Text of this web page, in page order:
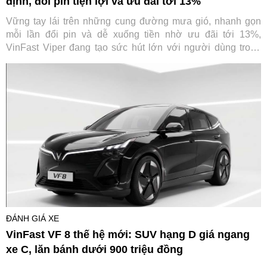
Vững tay lái trên những cung đường mưa gió, nhanh gọn
mỗi lần đổi pin và dễ xuống tiền nhờ ưu đãi tới 13%,
VinFast Viper đang tạo sức hút lớn với người dùng trong
ĐÁNH GIÁ XE
VinFast VF 8 thế hệ mới: SUV hạng D giá ngang
xe C, lăn bánh dưới 900 triệu đồng